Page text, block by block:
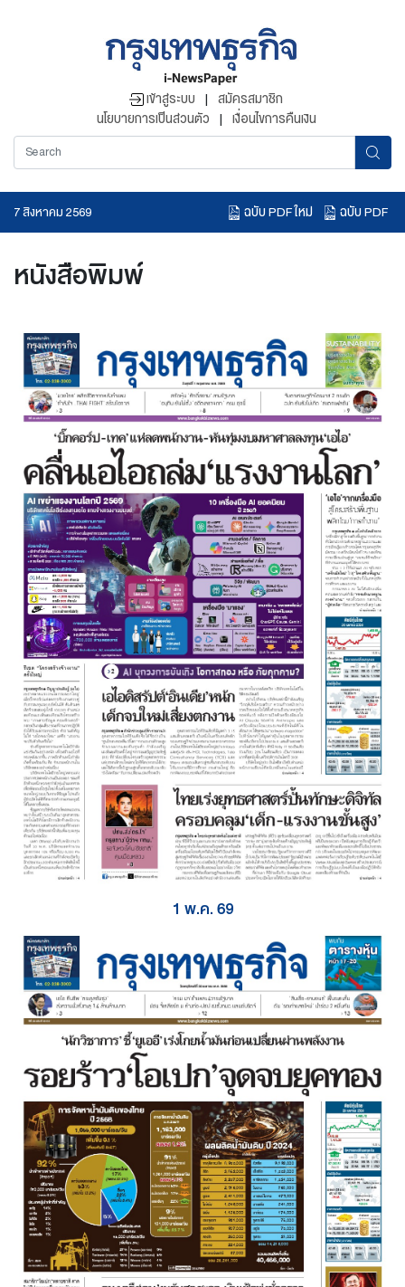
เข้าสู่ระบบ | สมัครสมาชิก
นโยบายการเป็นส่วนตัว | เงื่อนไขการคืนเงิน
7 สิงหาคม 2569 ฉบับ PDF ใหม่
ฉบับ PDF
หนังสือพิมพ์
1 พ.ค. 69